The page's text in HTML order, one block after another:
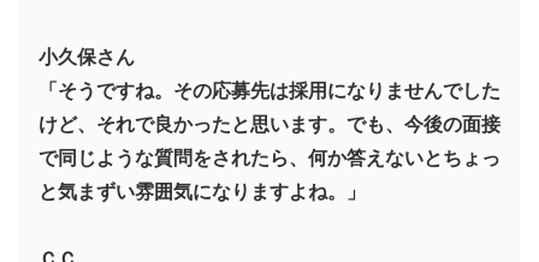
小久保さん
「そうですね。その応募先は採用になりませんでした
けど、それで良かったと思います。でも、今後の面接
で同じような質問をされたら、何か答えないとちょっ
と気まずい雰囲気になりますよね。」